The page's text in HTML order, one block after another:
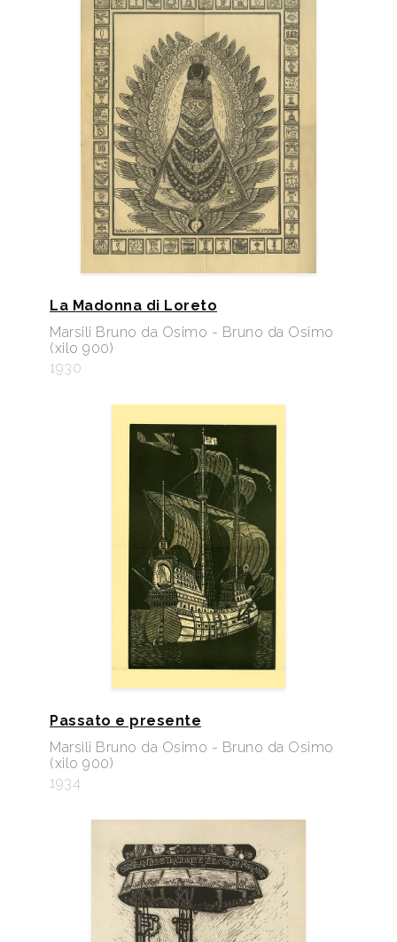
La Madonna di Loreto
Marsili Bruno da Osimo - Bruno da Osimo
(xilo 900)
1930
Passato e presente
Marsili Bruno da Osimo - Bruno da Osimo
(xilo 900)
1934